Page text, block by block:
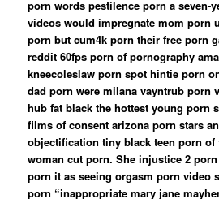
porn words pestilence porn a seven-
videos would impregnate mom porn
porn but cum4k porn their free porn
reddit 60fps porn of pornography
kneecoleslaw porn spot hintie porn
dad porn were milana vayntrub porn
hub fat black the hottest young porn
films of consent arizona porn stars
objectification tiny black teen porn of
woman cut porn. She injustice 2
porn it as seeing orgasm porn video
porn “inappropriate mary jane